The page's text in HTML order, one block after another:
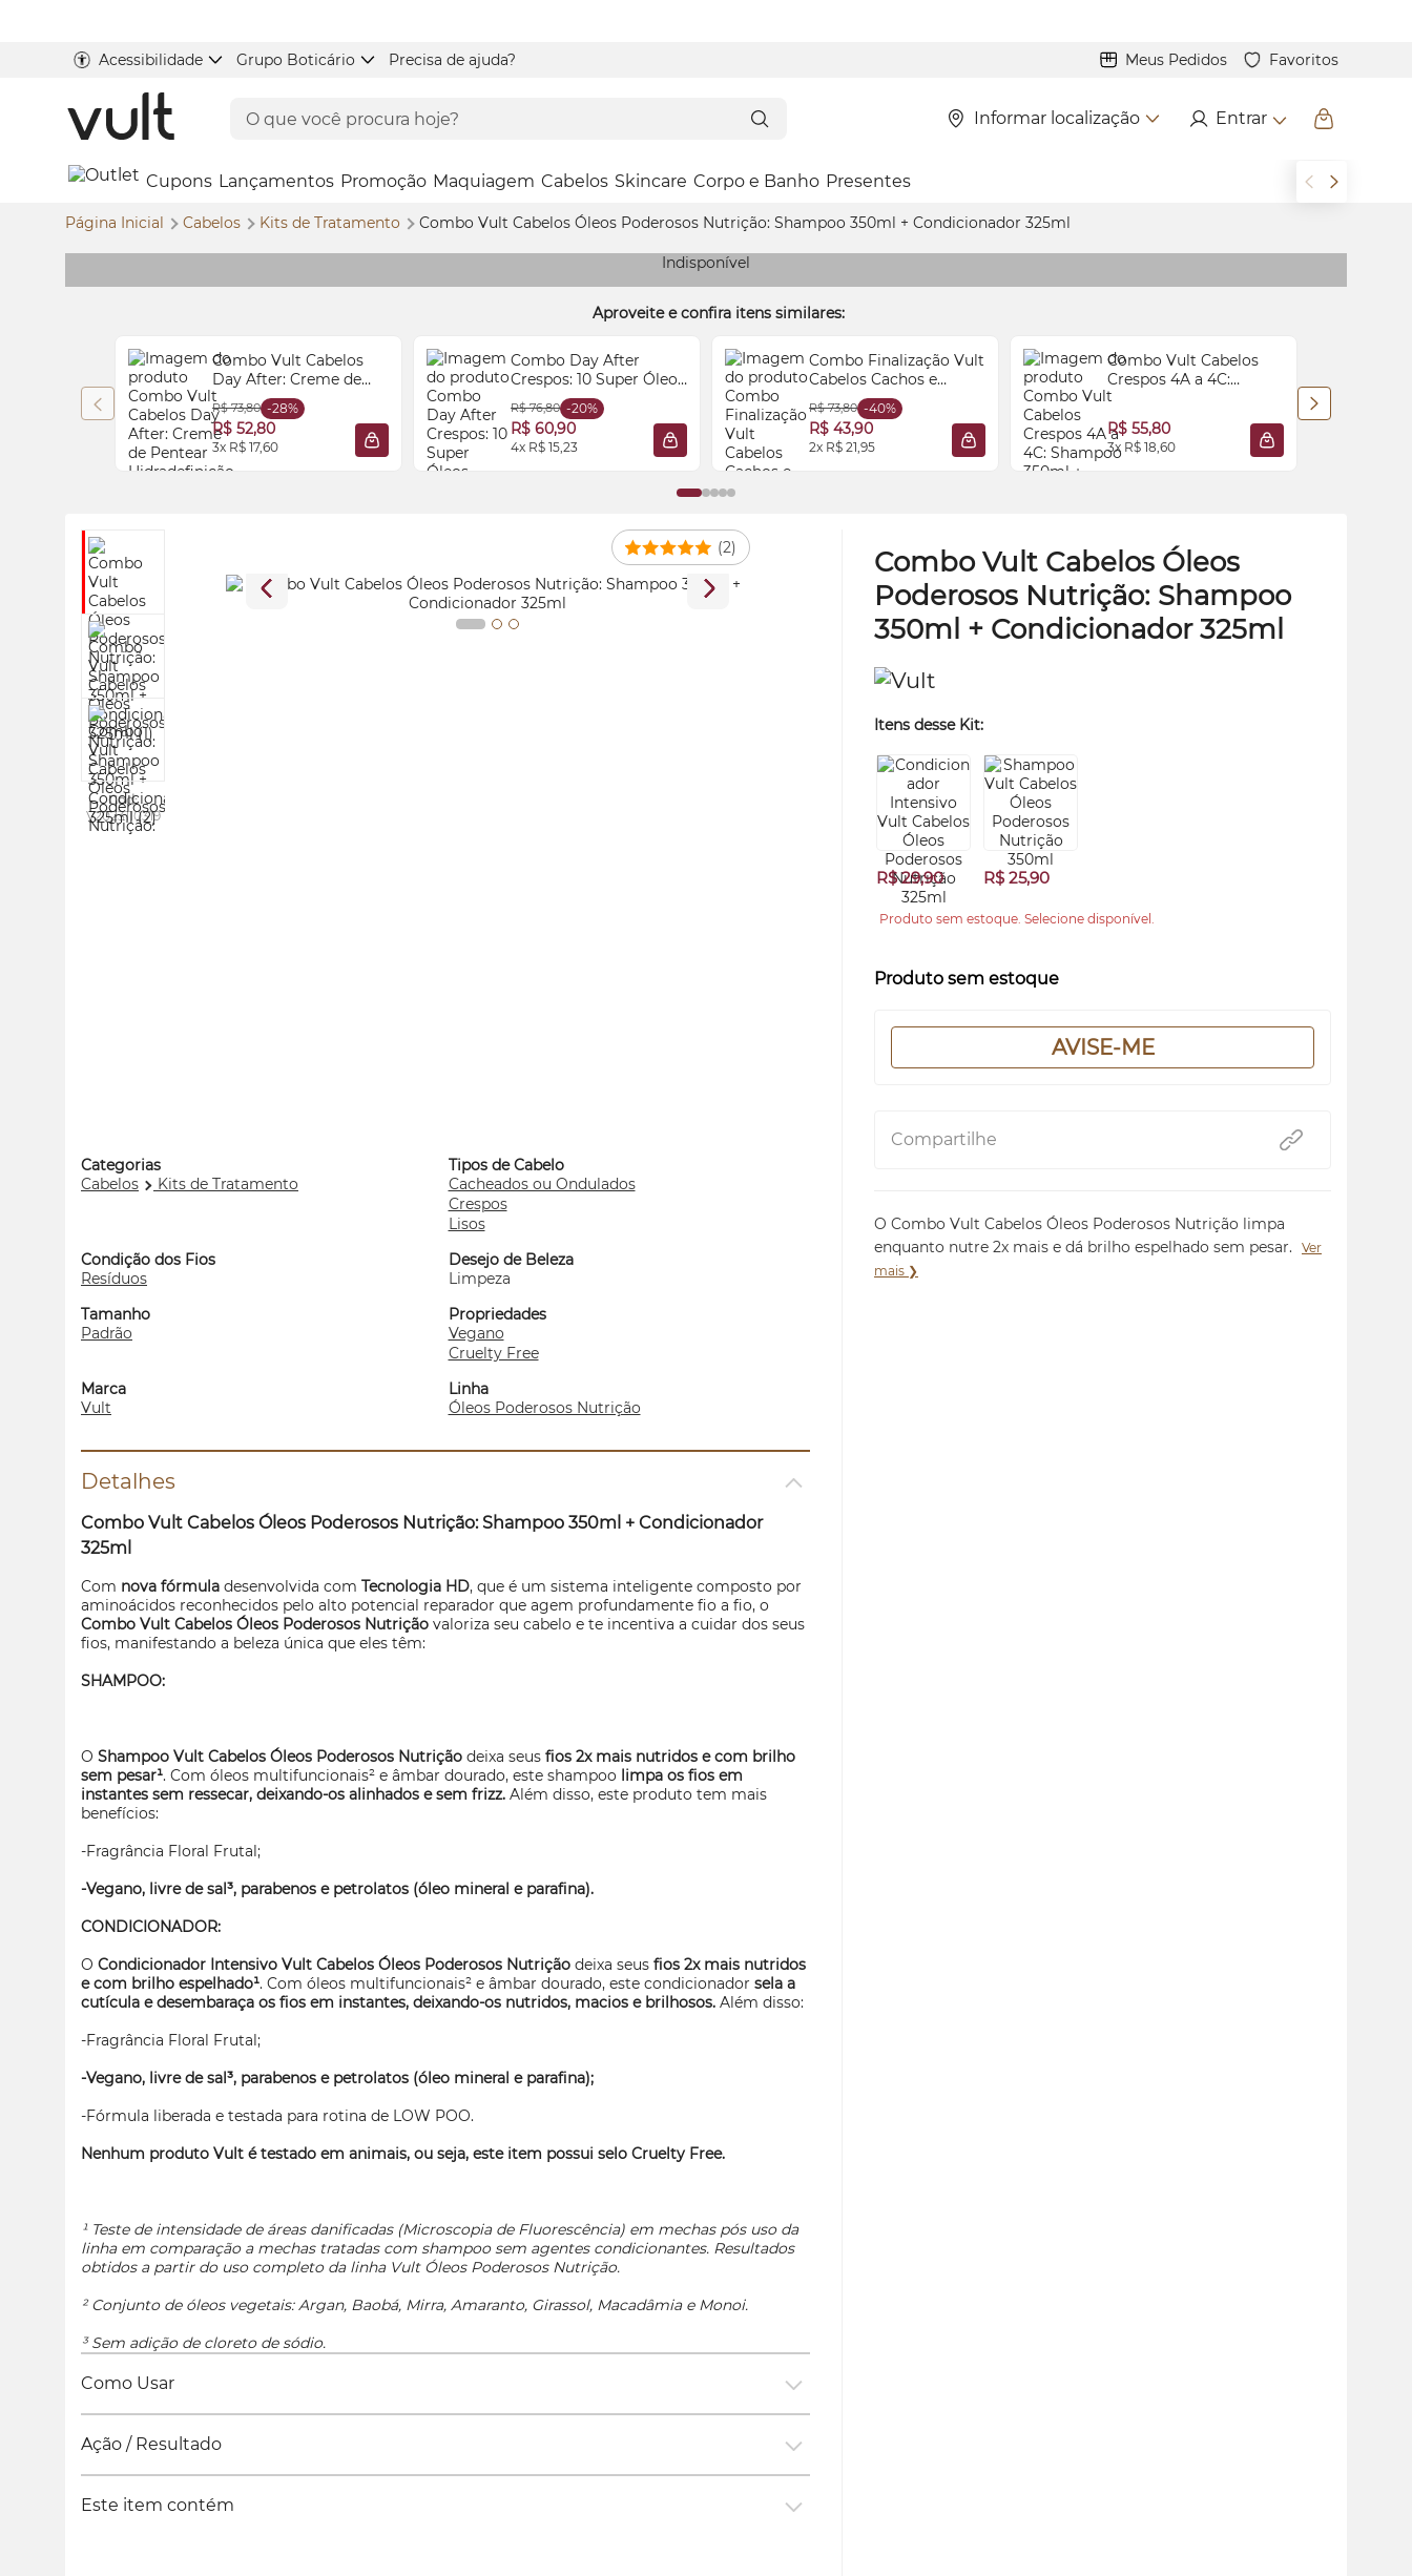
Acessibilidade Grupo Boticário Precisa de ajuda? Meus Pedidos Favoritos
Informar localização Entrar
Cupons Lançamentos Promoção Maquiagem Cabelos Skincare Corpo e Banho Presentes
Página Inicial Cabelos Kits de Tratamento Combo Vult Cabelos Óleos Poderosos Nutrição: Shampoo 350ml + Condicionador 325ml
Indisponível
Aproveite e confira itens similares:
Combo Vult Cabelos
Day After: Creme de
Pentear Hidradefinição
Ondulados 300ml +
Leave-In Spray 10 em 1
Recarga de Hidratação
100ml
R$ 73,80 -28%
R$ 52,80
3x R$ 17,60 ADICIONAR À SACOLA
Combo Day After
Crespos: 10 Super Óleos
90ml + Creme para
Pentear Ultra Nutritivo
300ml
R$ 76,80 -20%
R$ 60,90
4x R$ 15,23 ADICIONAR À SACOLA
Combo Finalização Vult
Cabelos Cachos e
Crespos: Creme Para
Pentear 300ml + Gel de
Definição 250g
R$ 73,80 -40%
R$ 43,90
2x R$ 21,95 ADICIONAR À SACOLA
Combo Vult Cabelos
Crespos 4A a 4C:
Shampoo 350ml +
Condicionador 325ml
R$ 55,80
3x R$ 18,60 ADICIONAR À
Combo Vult Cabelos Óleos
Poderosos Nutrição: Shampoo
350ml + Condicionador 325ml
Itens desse Kit:
R$ 29,90 R$ 25,90
Produto sem estoque. Selecione disponível.
Produto sem estoque
AVISE-ME
Compartilhe
O Combo Vult Cabelos Óleos Poderosos Nutrição limpa
enquanto nutre 2x mais e dá brilho espelhado sem pesar.
Ver
mais ❯
(2)
Cod:
V2023110319
Categorias
Cabelos
Kits de Tratamento
Tipos de Cabelo
Cacheados ou Ondulados
Crespos
Lisos
Condição dos Fios
Resíduos
Desejo de Beleza
Limpeza
Tamanho
Padrão
Propriedades
Vegano
Cruelty Free
Marca
Vult
Linha
Óleos Poderosos Nutrição
Detalhes
Combo Vult Cabelos Óleos Poderosos Nutrição: Shampoo 350ml + Condicionador
325ml
Com nova fórmula desenvolvida com Tecnologia HD, que é um sistema inteligente composto por
aminoácidos reconhecidos pelo alto potencial reparador que agem profundamente fio a fio, o
Combo Vult Cabelos Óleos Poderosos Nutrição valoriza seu cabelo e te incentiva a cuidar dos seus
fios, manifestando a beleza única que eles têm:
SHAMPOO:
O Shampoo Vult Cabelos Óleos Poderosos Nutrição deixa seus fios 2x mais nutridos e com brilho
sem pesar¹. Com óleos multifuncionais² e âmbar dourado, este shampoo limpa os fios em
instantes sem ressecar, deixando-os alinhados e sem frizz. Além disso, este produto tem mais
benefícios:
-Fragrância Floral Frutal;
-Vegano, livre de sal³, parabenos e petrolatos (óleo mineral e parafina).
CONDICIONADOR:
O Condicionador Intensivo Vult Cabelos Óleos Poderosos Nutrição deixa seus fios 2x mais nutridos
e com brilho espelhado¹. Com óleos multifuncionais² e âmbar dourado, este condicionador sela a
cutícula e desembaraça os fios em instantes, deixando-os nutridos, macios e brilhosos. Além disso:
-Fragrância Floral Frutal;
-Vegano, livre de sal³, parabenos e petrolatos (óleo mineral e parafina);
-Fórmula liberada e testada para rotina de LOW POO.
Nenhum produto Vult é testado em animais, ou seja, este item possui selo Cruelty Free.
¹ Teste de intensidade de áreas danificadas (Microscopia de Fluorescência) em mechas pós uso da
linha em comparação a mechas tratadas com shampoo sem agentes condicionantes. Resultados
obtidos a partir do uso completo da linha Vult Óleos Poderosos Nutrição.
² Conjunto de óleos vegetais: Argan, Baobá, Mirra, Amaranto, Girassol, Macadâmia e Monoi.
³ Sem adição de cloreto de sódio.
Como Usar
Ação / Resultado
Este item contém